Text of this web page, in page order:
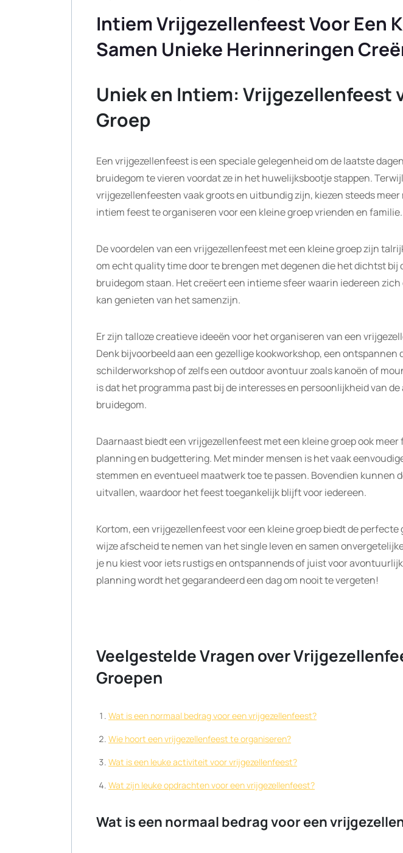
Intiem Vrijgezellenfeest Voor Een
Samen Unieke Herinneringen
Uniek en Intiem: Vrijgezellenfeest
Groep
Een vrijgezellenfeest is een speciale gelegenheid om de laatste
bruidegom te vieren voordat ze in het huwelijksbootje stappen.
vrijgezellenfeesten vaak groots en uitbundig zijn, kiezen steeds
intiem feest te organiseren voor een kleine groep vrienden en familie.
De voordelen van een vrijgezellenfeest met een kleine groep zijn
om echt quality time door te brengen met degenen die het dichtst bij
bruidegom staan. Het creëert een intieme sfeer waarin iedereen
kan genieten van het samenzijn.
Er zijn talloze creatieve ideeën voor het organiseren van een
Denk bijvoorbeeld aan een gezellige kookworkshop, een ontspannen
schilderworkshop of zelfs een outdoor avontuur zoals kanoën of
is dat het programma past bij de interesses en persoonlijkheid van
bruidegom.
Daarnaast biedt een vrijgezellenfeest met een kleine groep ook
planning en budgettering. Met minder mensen is het vaak
stemmen en eventueel maatwerk toe te passen. Bovendien kunnen
uitvallen, waardoor het feest toegankelijk blijft voor iedereen.
Kortom, een vrijgezellenfeest voor een kleine groep biedt de
wijze afscheid te nemen van het single leven en samen
je nu kiest voor iets rustigs en ontspannends of juist voor
planning wordt het gegarandeerd een dag om nooit te vergeten!
Veelgestelde Vragen over
Groepen
Wat is een normaal bedrag voor een vrijgezellenfeest?
Wie hoort een vrijgezellenfeest te organiseren?
Wat is een leuke activiteit voor vrijgezellenfeest?
Wat zijn leuke opdrachten voor een vrijgezellenfeest?
Wat is een normaal bedrag voor een